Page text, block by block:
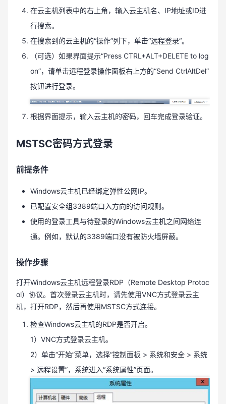
在云主机列表中的右上角，输入云主机名、IP地址或ID进
行搜索。
在搜索到的云主机的“操作”列下，单击“远程登录“。
（可选）如果界面提示“Press CTRL+ALT+DELETE to log
on”，请单击远程登录操作面板右上方的“Send CtrlAltDel”
按钮进行登录。
根据界面提示，输入云主机的密码，回车完成登录验证。
MSTSC密码方式登录
前提条件
Windows云主机已经绑定弹性公网IP。
已配置安全组3389端口入方向的访问规则。
使用的登录工具与待登录的Windows云主机之间网络连
通。例如，默认的3389端口没有被防火墙屏蔽。
操作步骤
打开Windows云主机远程登录RDP（Remote Desktop Protoc
ol）协议。首次登录云主机时，请先使用VNC方式登录云主
机，打开RDP，然后再使用MSTSC方式连接。
检查Windows云主机的RDP是否开启。
1）VNC方式登录云主机。
2）单击“开始”菜单，选择“控制面板 > 系统和安全 > 系统
> 远程设置”，系统进入“系统属性”页面。